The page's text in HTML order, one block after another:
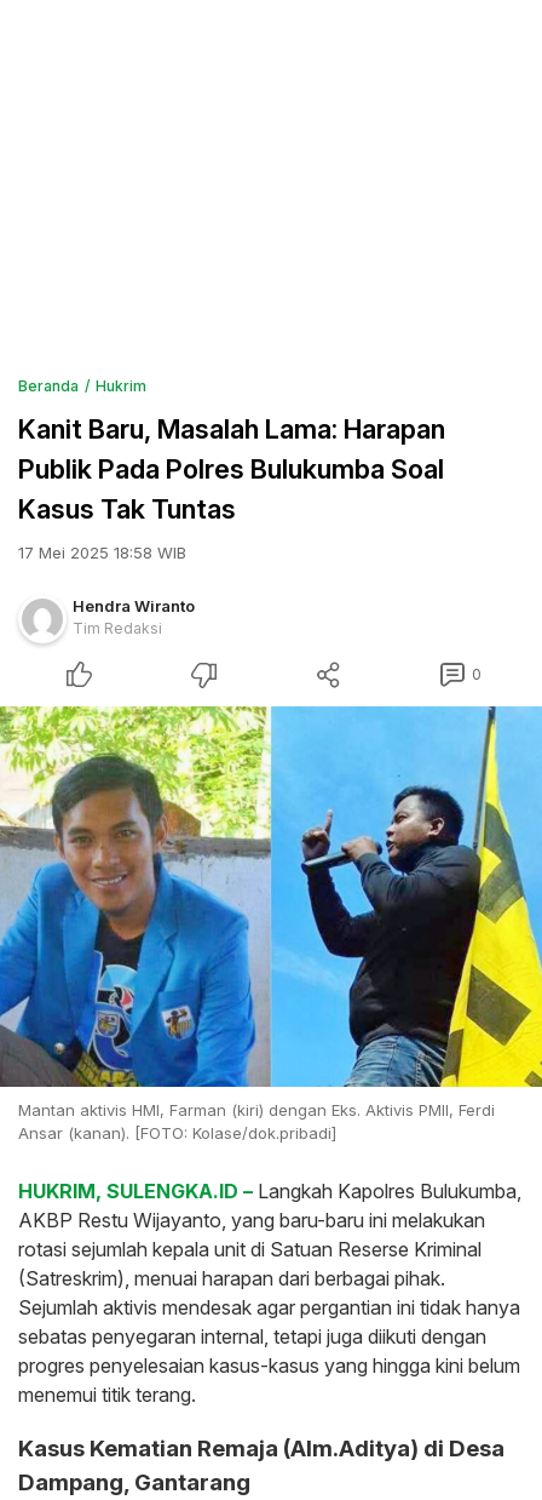
Beranda Hukrim
Kanit Baru, Masalah Lama: Harapan
Publik Pada Polres Bulukumba Soal
Kasus Tak Tuntas
17 Mei 2025 18:58 WIB
Hendra Wiranto
Tim Redaksi
0
Mantan aktivis HMI, Farman (kiri) dengan Eks. Aktivis PMII, Ferdi
Ansar (kanan). [FOTO: Kolase/dok.pribadi]
HUKRIM, SULENGKA.ID – Langkah Kapolres Bulukumba,
AKBP Restu Wijayanto, yang baru-baru ini melakukan
rotasi sejumlah kepala unit di Satuan Reserse Kriminal
(Satreskrim), menuai harapan dari berbagai pihak.
Sejumlah aktivis mendesak agar pergantian ini tidak hanya
sebatas penyegaran internal, tetapi juga diikuti dengan
progres penyelesaian kasus-kasus yang hingga kini belum
menemui titik terang.
Kasus Kematian Remaja (Alm.Aditya) di Desa
Dampang, Gantarang